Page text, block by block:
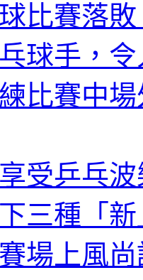
比賽落
球手，
比賽中
受乒乓
三種「
場上風